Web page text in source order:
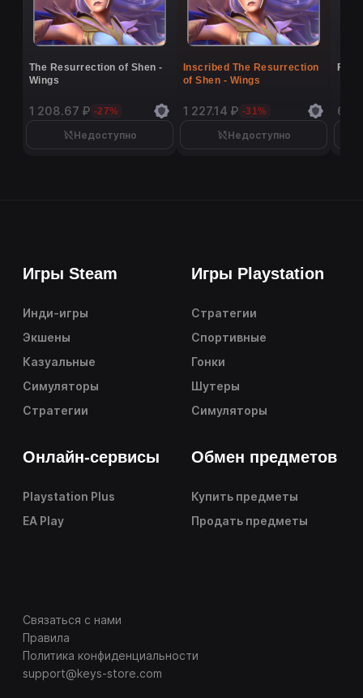
The Resurrection of Shen -
Wings
1 208.67 ₽ -27%
Недоступно
Inscribed The Resurrection
of Shen - Wings
1 227.14 ₽ -31%
Недоступно
6
Игры Steam
Инди-игры
Экшены
Казуальные
Симуляторы
Стратегии
Игры Playstation
Стратегии
Спортивные
Гонки
Шутеры
Симуляторы
Онлайн-сервисы
Playstation Plus
EA Play
Обмен предметов
Купить предметы
Продать предметы
Связаться с нами
Правила
Политика конфиденциальности
support@keys-store.com